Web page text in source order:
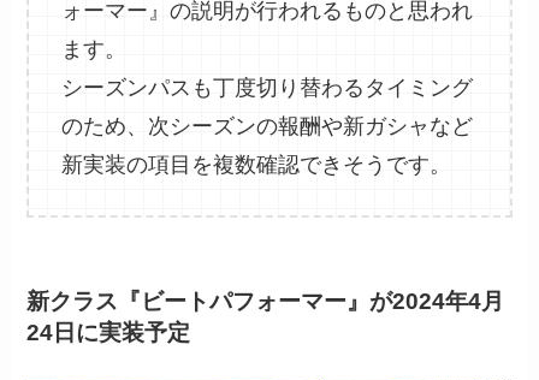
ォーマー』の説明が行われるものと思われ
ます。
シーズンパスも丁度切り替わるタイミング
のため、次シーズンの報酬や新ガシャなど
新実装の項目を複数確認できそうです。
新クラス『ビートパフォーマー』が2024年4月
24日に実装予定